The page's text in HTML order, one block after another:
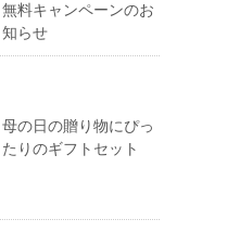
無料キャンペーンのお
知らせ
母の日の贈り物にぴっ
たりのギフトセット